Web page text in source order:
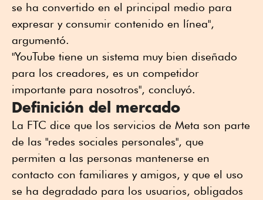
se ha convertido en el principal medio para
expresar y consumir contenido en línea",
argumentó.
"YouTube tiene un sistema muy bien diseñado
para los creadores, es un competidor
importante para nosotros", concluyó.
Definición del mercado
La FTC dice que los servicios de Meta son parte
de las "redes sociales personales", que
permiten a las personas mantenerse en
contacto con familiares y amigos, y que el uso
se ha degradado para los usuarios, obligados